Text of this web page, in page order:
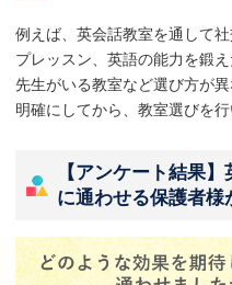
例えば、英会話教室を通して
プレッスン、英語の能力を鍛
先生がいる教室など選び方が
明確にしてから、教室選びを行
【アンケート結果
に通わせる保護者様